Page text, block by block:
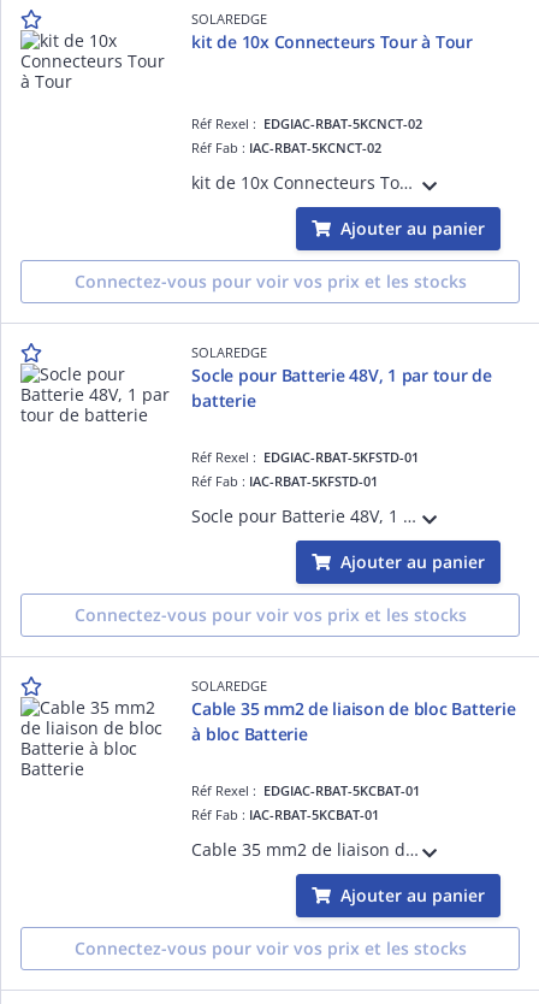
SOLAREDGE
kit de 10x Connecteurs Tour à Tour
Réf Rexel : EDGIAC-RBAT-5KCNCT-02
Réf Fab : IAC-RBAT-5KCNCT-02
kit de 10x Connecteurs Tour à Tour
Ajouter au panier
Connectez-vous pour voir vos prix et les stocks
SOLAREDGE
Socle pour Batterie 48V, 1 par tour de
batterie
Réf Rexel : EDGIAC-RBAT-5KFSTD-01
Réf Fab : IAC-RBAT-5KFSTD-01
Socle pour Batterie 48V, 1 par tour de batterie
Ajouter au panier
Connectez-vous pour voir vos prix et les stocks
SOLAREDGE
Cable 35 mm2 de liaison de bloc Batterie
à bloc Batterie
Réf Rexel : EDGIAC-RBAT-5KCBAT-01
Réf Fab : IAC-RBAT-5KCBAT-01
Cable 35 mm2 de liaison de bloc Batterie à bloc Batterie
Ajouter au panier
Connectez-vous pour voir vos prix et les stocks